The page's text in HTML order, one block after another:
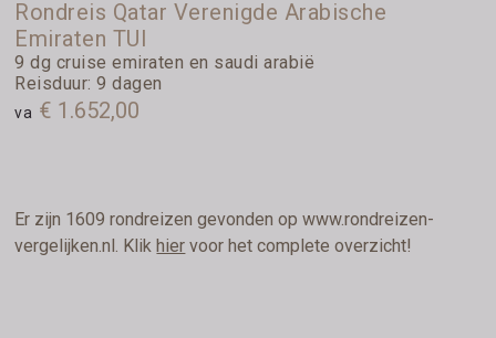
Rondreis Qatar Verenigde Arabische
Emiraten TUI
9 dg cruise emiraten en saudi arabië
Reisduur: 9 dagen
va € 1.652,00
Er zijn 1609 rondreizen gevonden op www.rondreizen-
vergelijken.nl. Klikhier voor het complete overzicht!